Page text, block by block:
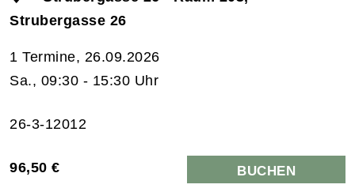
Strubergasse 26
1 Termine, 26.09.2026
Sa., 09:30 - 15:30 Uhr
26-3-12012
96,50 € BUCHEN